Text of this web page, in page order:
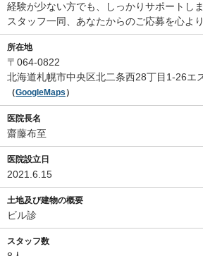
経験が少ない方でも、しっかりサポートし
スタッフ一同、あなたからのご応募を心よ
所在地
〒064-0822
北海道札幌市中央区北二条西28丁目1-26エ
（GoogleMaps ）
医院長名
齋藤布至
医院設立日
2021.6.15
土地及び建物の概要
ビル診
スタッフ数